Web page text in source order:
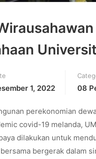
1, 2022 08
perekonomian
covid-19 melanda,
dilakukan untuk
bergerak dalam